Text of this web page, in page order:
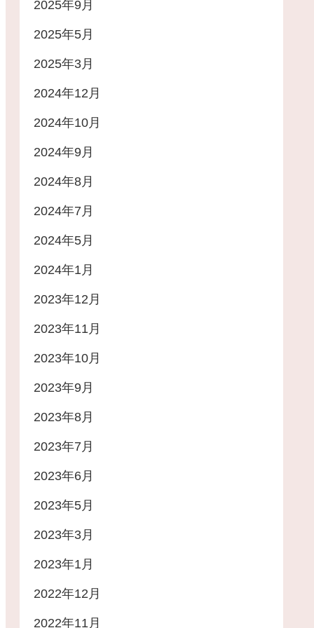
2025年9月
2025年5月
2025年3月
2024年12月
2024年10月
2024年9月
2024年8月
2024年7月
2024年5月
2024年1月
2023年12月
2023年11月
2023年10月
2023年9月
2023年8月
2023年7月
2023年6月
2023年5月
2023年3月
2023年1月
2022年12月
2022年11月